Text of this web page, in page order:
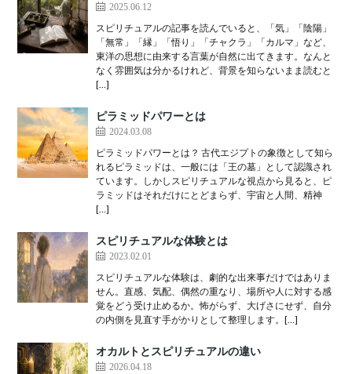
2025.06.12
スピリチュアルの記事を読んでいると、「気」「陰陽」
「無常」「縁」「悟り」「チャクラ」「カルマ」など、
東洋の思想に由来する言葉が自然に出てきます。なんと
なく雰囲気は分かるけれど、背景を知らないまま読むと
[…]
ピラミッドパワーとは
2024.03.08
ピラミッドパワーとは？ 古代エジプトの象徴として知ら
れるピラミッドは、一般には「王の墓」として認識され
ています。しかしスピリチュアルな視点から見ると、ピ
ラミッドはそれだけにとどまらず、宇宙と人間、精神
[…]
スピリチュアルな体験とは
2023.02.01
スピリチュアルな体験は、劇的な出来事だけではありま
せん。直感、気配、偶然の重なり、場所や人に対する感
覚をどう受け止めるか。怖がらず、大げさにせず、自分
の内側を見直す手がかりとして整理します。[…]
オカルトとスピリチュアルの違い
2026.04.18